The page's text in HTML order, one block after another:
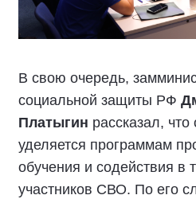
В свою очередь,
социальной защиты РФ
Платыгин рассказал,
уделяется программам
обучения и содействия в
участников СВО. По его